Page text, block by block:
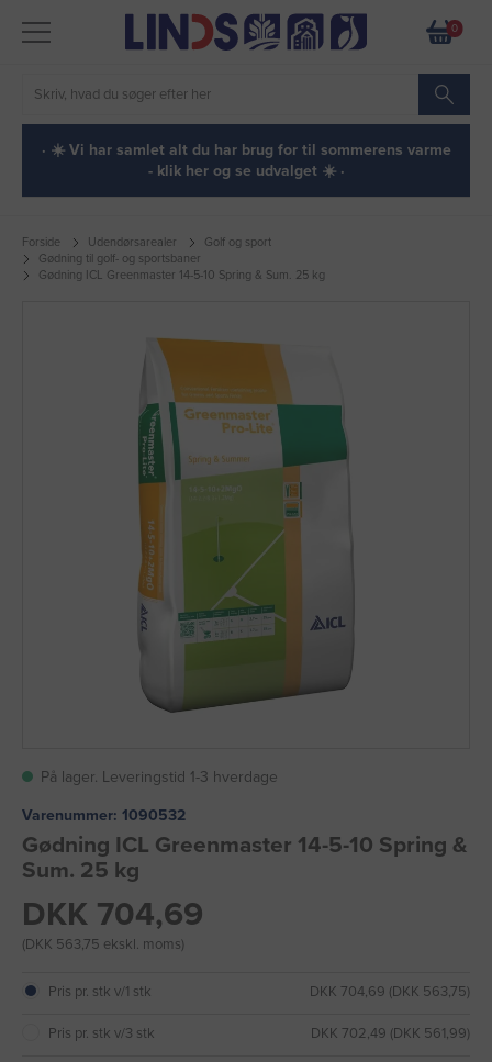
0
· ☀️ Vi har samlet alt du har brug for til sommerens varme
- klik her og se udvalget ☀️ ·
Forside Udendørsarealer
Golf og sport
Gødning til golf- og sportsbaner
Gødning ICL Greenmaster 14-5-10 Spring & Sum. 25 kg
På lager. Leveringstid 1-3 hverdage
Varenummer: 1090532
Gødning ICL Greenmaster 14-5-10 Spring &
Sum. 25 kg
DKK 704,69
(DKK 563,75 ekskl. moms)
Pris pr. stk v/1 stk DKK 704,69 (DKK 563,75)
Pris pr. stk v/3 stk DKK 702,49 (DKK 561,99)